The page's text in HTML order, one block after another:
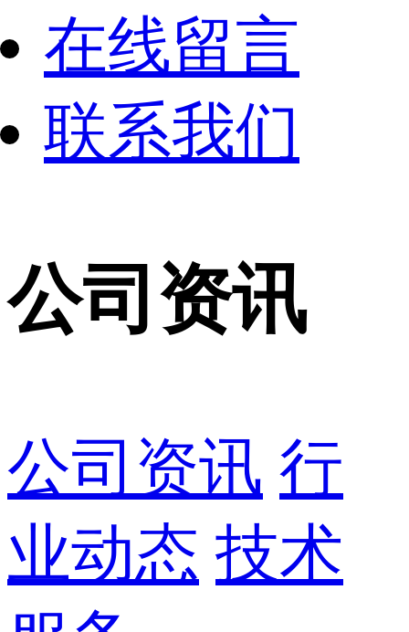
在线留言
联系我们
公司资讯
公司资讯 行
业动态 技术